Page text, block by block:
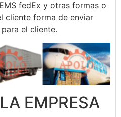
fedEx y otras formas o
cliente forma de enviar
el cliente.
EMPRESA